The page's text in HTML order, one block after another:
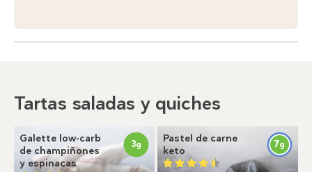
Tartas saladas y quiches
Galette low-carb
de champiñones
y espinacas
3g
Pastel de carne
keto
7g